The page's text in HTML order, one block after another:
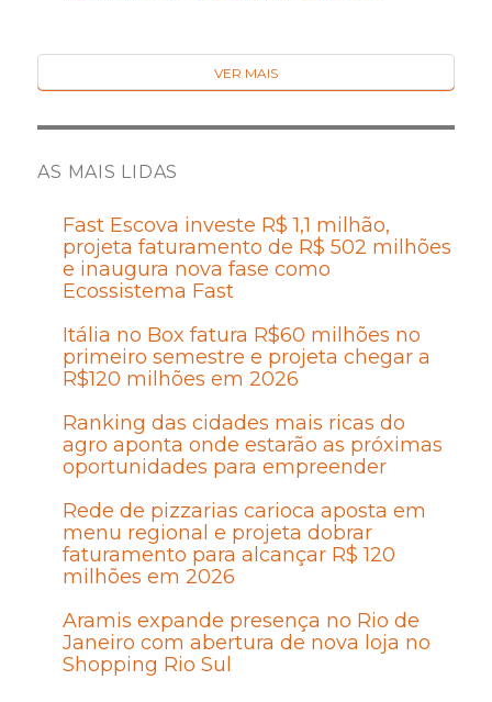
VER MAIS
AS MAIS LIDAS
Fast Escova investe R$ 1,1 milhão,
projeta faturamento de R$ 502 milhões
e inaugura nova fase como
Ecossistema Fast
Itália no Box fatura R$60 milhões no
primeiro semestre e projeta chegar a
R$120 milhões em 2026
Ranking das cidades mais ricas do
agro aponta onde estarão as próximas
oportunidades para empreender
Rede de pizzarias carioca aposta em
menu regional e projeta dobrar
faturamento para alcançar R$ 120
milhões em 2026
Aramis expande presença no Rio de
Janeiro com abertura de nova loja no
Shopping Rio Sul